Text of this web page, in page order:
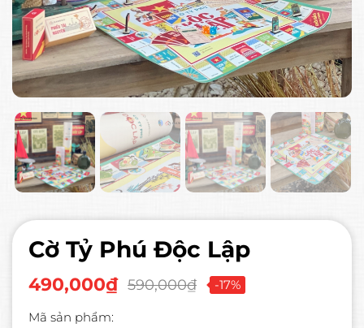
Cờ Tỷ Phú Độc Lập
490,000₫ 590,000₫ -17%
Mã sản phẩm: